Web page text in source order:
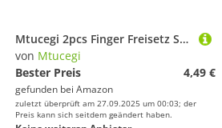
Mtucegi 2pcs Finger Freisetz Schnell Hebel Klappschlüssel Schränke Schnallen Rollerschlüssel Schränner Schutzverschluss Für M365 Elektrische Rollerzubehör
von Mtucegi
Bester Preis
4,49 €
gefunden bei Amazon
zuletzt überprüft am 27.09.2025 um 00:03; der
Preis kann sich seitdem geändert haben.